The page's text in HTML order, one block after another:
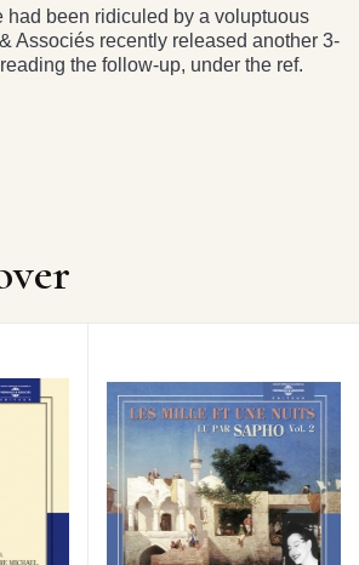
had been ridiculed by a voluptuous
Associés recently released another 3-
the follow-up, under the ref.